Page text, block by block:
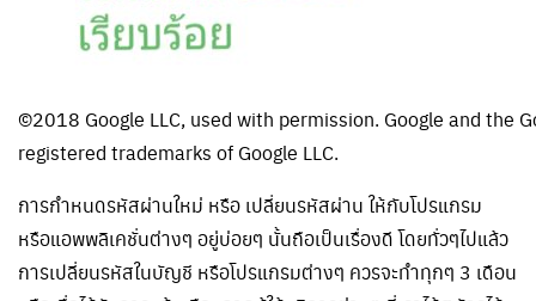
©2018 Google LLC, used with permission. Google and the
registered trademarks of Google LLC.
การกำหนดรหัสผ่านใหม่ หรือ เปลี่ยนรหัสผ่าน ให้กับโปรแกรม
หรือแอพพลิเคชั่นต่างๆ อยู่บ่อยๆ นั้นถือเป็นเรื่องดี โดยทั่วๆไปแล้ว
การเปลี่ยนรหัสในบัญชี หรือโปรแกรมต่างๆ ควรจะทำทุกๆ 3 เดือน